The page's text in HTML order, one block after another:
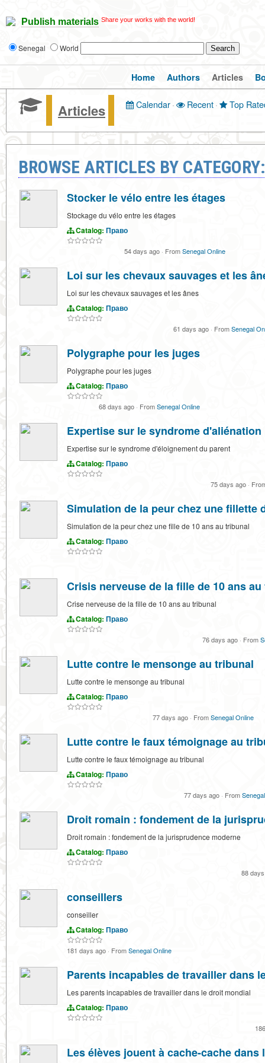
Publish materials Share your works with the world!
Senegal World
Home Authors Articles
Articles Calendar· Recent· Top
BROWSE ARTICLES BY
Stocker le vélo entre les étages
Stockage du vélo entre les étages
Catalog: Право
54 days ago · FromSenegal Online
Loi sur les chevaux sauvages et les
Loi sur les chevaux sauvages et les ânes
Catalog: Право
61 days ago · FromSenegal
Polygraphe pour les juges
Polygraphe pour les juges
Catalog: Право
68 days ago · FromSenegal Online
Expertise sur le syndrome d'aliénation
Expertise sur le syndrome d'éloignement du parent
Catalog: Право
75 days ago ·
Simulation de la peur chez une fillette
Simulation de la peur chez une fille de 10 ans au tribunal
Catalog: Право
Crisis nerveuse de la fille de 10 ans
Crise nerveuse de la fille de 10 ans au tribunal
Catalog: Право
76 days ago · From
Lutte contre le mensonge au tribunal
Lutte contre le mensonge au tribunal
Catalog: Право
77 days ago · FromSenegal Online
Lutte contre le faux témoignage au
Lutte contre le faux témoignage au tribunal
Catalog: Право
77 days ago · From
Droit romain : fondement de la
Droit romain : fondement de la jurisprudence moderne
Catalog: Право
88
conseillers
conseiller
Catalog: Право
181 days ago · FromSenegal Online
Parents incapables de travailler dans
Les parents incapables de travailler dans le droit mondial
Catalog: Право
Les élèves jouent à cache-cache